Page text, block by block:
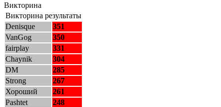
Викторина
Викторина результаты
Denisque
351
VanGog
350
fairplay
331
Chaynik
304
DM
285
Strong
267
Хороший
261
Pashtet
248